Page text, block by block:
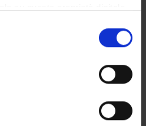
consenso in qualsiasi
sui cookie o facendo clic
sulla tua posizione
di qualche